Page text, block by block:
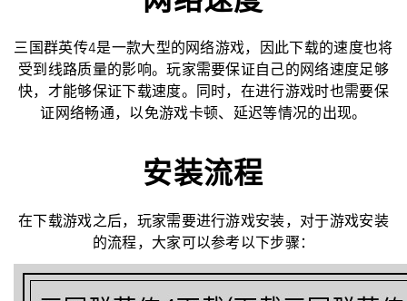
三国群英传4是一款大型的网络游戏，因此下载的速度也将
受到线路质量的影响。玩家需要保证自己的网络速度足够
快，才能够保证下载速度。同时，在进行游戏时也需要保
证网络畅通，以免游戏卡顿、延迟等情况的出现。
安装流程
在下载游戏之后，玩家需要进行游戏安装，对于游戏安装
的流程，大家可以参考以下步骤：